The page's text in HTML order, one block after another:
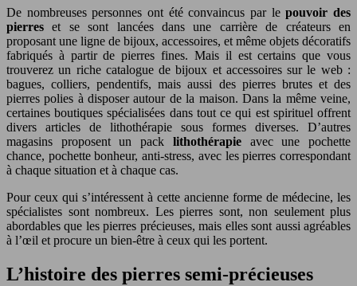
De nombreuses personnes ont été convaincus par lepouvoir des
pierreset se sont lancées dans une carrière de créateurs en
proposant une ligne de bijoux, accessoires, et même objets décoratifs
fabriqués à partir de pierres fines. Mais il est certains que vous
trouverez un riche catalogue de bijoux et accessoires sur le web :
bagues, colliers, pendentifs, mais aussi des pierres brutes et des
pierres polies à disposer autour de la maison. Dans la même veine,
certaines boutiques spécialisées dans tout ce qui est spirituel offrent
divers articles de lithothérapie sous formes diverses. D’autres
magasins proposent un pack lithothérapieavec une pochette
chance, pochette bonheur, anti-stress, avec les pierres correspondant
à chaque situation et à chaque cas.
Pour ceux qui s’intéressent à cette ancienne forme de médecine, les
spécialistes sont nombreux. Les pierres sont, non seulement plus
abordables que les pierres précieuses, mais elles sont aussi agréables
à l’œil et procure un bien-être à ceux qui les portent.
L’histoire des pierres semi-précieuses